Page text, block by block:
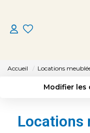
Accueil Locations
Modifier les
Sélectionnez...
Type de bien
Locations